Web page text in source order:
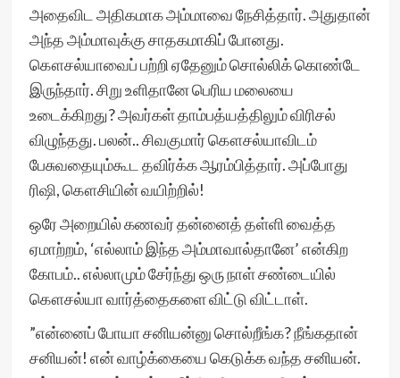
அதைவிட அதிகமாக அம்மாவை நேசித்தார். அதுதான்
அந்த அம்மாவுக்கு சாதகமாகிப் போனது.
கௌசல்யாவைப் பற்றி ஏதேனும் சொல்லிக் கொண்டே
இருந்தார். சிறு உளிதானே பெரிய மலையை
உடைக்கிறது? அவர்கள் தாம்பத்யத்திலும் விரிசல்
விழுந்தது. பலன்.. சிவகுமார் கௌசல்யாவிடம்
பேசுவதையும்கூட தவிர்க்க ஆரம்பித்தார். அப்போது
ரிஷி, கௌசியின் வயிற்றில்!
ஒரே அறையில் கணவர் தன்னைத் தள்ளி வைத்த
ஏமாற்றம், ‘எல்லாம் இந்த அம்மாவால்தானே’ என்கிற
கோபம்.. எல்லாமும் சேர்ந்து ஒரு நாள் சண்டையில்
கௌசல்யா வார்த்தைகளை விட்டு விட்டாள்.
”என்னைப் போயா சனியன்னு சொல்றீங்க? நீங்கதான்
சனியன்! என் வாழ்க்கையை கெடுக்க வந்த சனியன்.